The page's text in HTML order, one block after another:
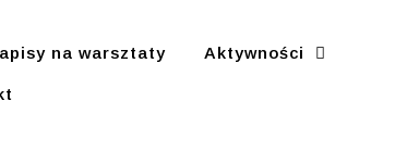
na warsztaty Aktywności